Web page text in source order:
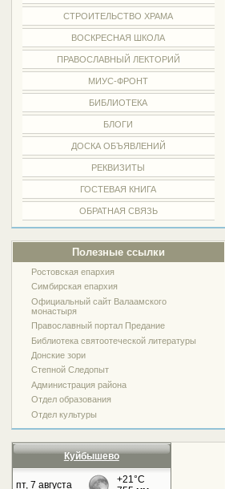
СТРОИТЕЛЬСТВО ХРАМА
ВОСКРЕСНАЯ ШКОЛА
ПРАВОСЛАВНЫЙ ЛЕКТОРИЙ
МИУС-ФРОНТ
БИБЛИОТЕКА
БЛОГИ
ДОСКА ОБЪЯВЛЕНИЙ
РЕКВИЗИТЫ
ГОСТЕВАЯ КНИГА
ОБРАТНАЯ СВЯЗЬ
Полезные ссылки
Ростовская епархия
Симбирская епархия
Официальный сайт Валаамского
монастыря
Православный портал Предание
Библиотека святоотеческой литературы
Донские зори
Степной Следопыт
Администрация района
Отдел образования
Отдел культуры
Куйбышево